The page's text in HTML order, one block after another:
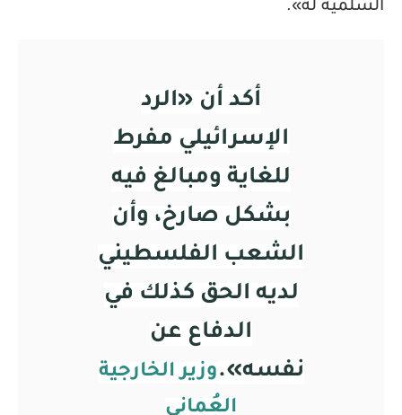
السلمية له».
أكد أن «الرد
الإسرائيلي مفرط
للغاية ومبالغ فيه
بشكل صارخ، وأن
الشعب الفلسطيني
لديه الحق كذلك في
الدفاع عن
نفسه».وزير الخارجية
العُماني